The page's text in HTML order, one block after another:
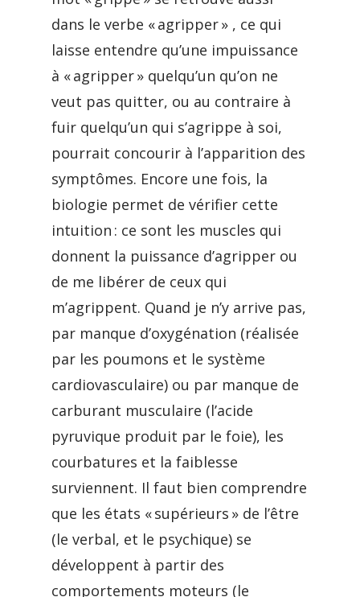
dans le verbe « agripper » , ce qui
laisse entendre qu’une impuissance
à « agripper » quelqu’un qu’on ne
veut pas quitter, ou au contraire à
fuir quelqu’un qui s’agrippe à soi,
pourrait concourir à l’apparition des
symptômes. Encore une fois, la
biologie permet de vérifier cette
intuition : ce sont les muscles qui
donnent la puissance d’agripper ou
de me libérer de ceux qui
m’agrippent. Quand je n’y arrive pas,
par manque d’oxygénation (réalisée
par les poumons et le système
cardiovasculaire) ou par manque de
carburant musculaire (l’acide
pyruvique produit par le foie), les
courbatures et la faiblesse
surviennent. Il faut bien comprendre
que les états « supérieurs » de l’être
(le verbal, et le psychique) se
développent à partir des
comportements moteurs (le